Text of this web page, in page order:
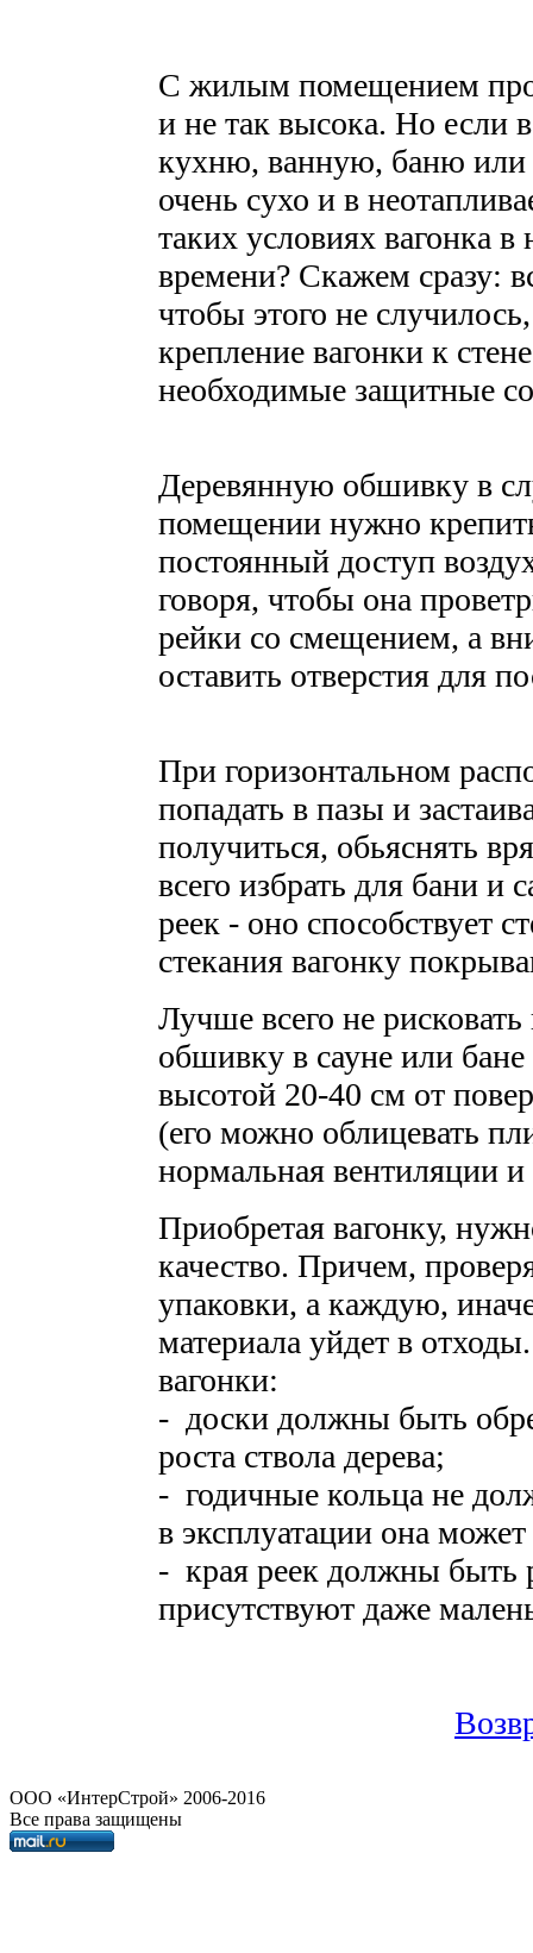
С жилым помещением
и не так высока. Но если
кухню, ванную, баню или
очень сухо и в
таких условиях вагонка в
времени? Скажем сразу:
чтобы этого не
крепление вагонки к
необходимые защитные
Деревянную обшивку в
помещении нужно
постоянный доступ
говоря, чтобы она
рейки со смещением, а
оставить отверстия для
При горизонтальном
попадать в пазы и
получиться, обьяснять
всего избрать для бани и
реек - оно способствует
стекания вагонку
Лучше всего не
обшивку в сауне или бане
высотой 20-40 см от
(его можно облицевать
нормальная вентиляции
Приобретая вагонку,
качество. Причем,
упаковки, а каждую,
материала уйдет в
вагонки:
- доски должны быть
роста ствола дерева;
- годичные кольца не
в эксплуатации она
- края реек должны быть
присутствуют даже
OOO «ИнтерСтрой» 2006-2016
Все права защищены